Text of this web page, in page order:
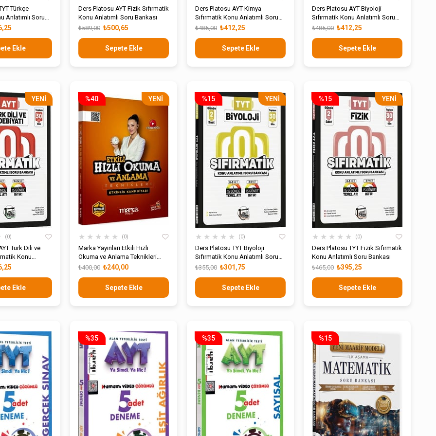
Türkçe
Anlatımlı Soru
Ekle
Ders Platosu AYT Fizik Sıfırmatik
Konu Anlatımlı Soru Bankası
₺500,65
₺589,00
Sepete Ekle
Ders Platosu AYT Kimya
Sıfırmatik Konu Anlatımlı Soru
Bankası ₺412,25
₺485,00
Sepete Ekle
Ders Platosu AYT Biyoloji
Sıfırmatik Konu Anlatımlı Soru
Bankası ₺412,25
₺485,00
Sepete Ekle
0
Türk Dili ve
Konu
Ekle
YENI
ÜRÜN
★ ★ ★ ★ ★ 0
Marka Yayınları Etkili Hızlı
Okuma ve Anlama Teknikleri
Etkinlik Kamp Kitabı
₺240,00
₺400,00
Sepete Ekle
%40
YENI
★ ★ ★ ★ ★ 0
Ders Platosu TYT Biyoloji
Sıfırmatik Konu Anlatımlı Soru
Bankası ₺301,75
₺355,00
Sepete Ekle
%15
YENI
ÜRÜN
★ ★ ★ ★ ★ 0
Ders Platosu TYT Fizik Sıfırmatik
Konu Anlatımlı Soru Bankası
₺395,25
₺465,00
Sepete Ekle
%15
YENI
ÜRÜN
%35 %35 %15